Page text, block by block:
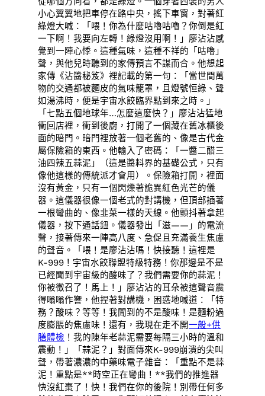
小心翼翼地把車停在路中央，搖下車窗，對著紅
綠燈大喊：「喂！你為什麼咕嚕咕嚕？你倒是紅
一下啊！我要向左轉！綠燈沒用啊！」廖沾沾感
覺到一陣心悸。這種氣味，這種不祥的「咕嚕」
聲，與他兒時聽到的家傳預言不謀而合。他想起
家傳《沾醬秘笈》裡記載的第一句：「當世間萬
物的交通都被麵皮的氣味籠罩，且燈號恒綠、聲
如湯沸時，便是宇宙水餃臨界點到來之時。」
「七點五個地球年…怎麼這麼快？」廖沾沾猛地
衝回店裡，衝到後廚，打開了一個藏在舊冰櫃後
面的暗門。暗門裡放著一個老舊的、像是古代金
屬保險箱的東西。他輸入了密碼：「一醬二醋三
油四辣五蒜泥」（這是醬料界的基礎公式，只有
像他這樣的傳統派才會用）。保險箱打開，裡面
沒有黃金，只有一個閃爍著詭異紅色光芒的儀
器。這儀器很像一個老式的對講機，但頂部插著
一根彎曲的、像韭菜一樣的天線。他顫抖著拿起
儀器，按下通話鈕。儀器發出「滋——」的電流
聲，接著傳來一陣高八度、急促且充滿養生焦慮
的聲音。「喂！是廖沾沾嗎！快接聽！這裡是
K-999！宇宙水餃聯盟特級特務！你那邊是不是
已經聞到宇宙級的酸味了？我們需要你的蒜泥！
你被徵召了！馬上！」廖沾沾的耳朵被這聲音震
得嗡嗡作響，他捏著對講機，困惑地喊道：「特
務？酸味？等等！我聞到的不是酸味！是麵粉過
度膨脹的焦慮味！還有，我現在走不開一般+供
膳體檢 ！我的陳年老蒜泥需要每隔三小時的溫和
震動！」「蒜泥？」對面傳來K-999崩潰的尖叫
聲，帶著濃濃的中藥味電子雜音：「重點不是蒜
泥！重點是**時空正在彎曲！**我們的推進器
快沒紅棗了！快！我們在你的後院！別帶任何多